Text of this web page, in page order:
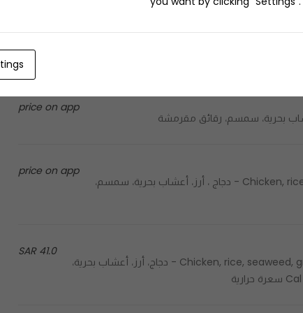
price on app
price on app
price on app
Chicken, rice, seaweed, sesame, crispy flakes, sweet sauce, spicy sauce - دجاج ، أرز، أعشاب بحرية، سمسم،
41.0 SAR
Chicken, rice, seaweed, green onion, spicy sauce, garlic sauce, sweet sauce, sesame - دجاج، أرز، أعشاب بحرية،